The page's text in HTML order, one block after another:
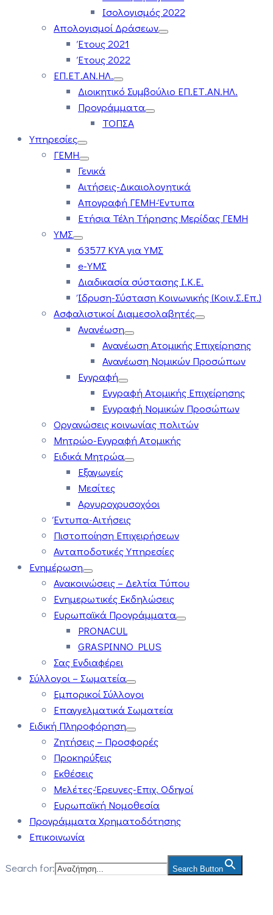
Ισολογισμός 2022
Απολογισμοί Δράσεων
Έτους 2021
Έτους 2022
ΕΠ.ΕΤ.ΑΝ.ΗΛ.
Διοικητικό Συμβούλιο ΕΠ.ΕΤ.ΑΝ.ΗΛ.
Προγράμματα
ΤΟΠΣΑ
Υπηρεσίες
ΓΕΜΗ
Γενικά
Αιτήσεις-Δικαιολογητικά
Απογραφή ΓΕΜΗ-Έντυπα
Ετήσια Τέλη Τήρησης Μερίδας ΓΕΜΗ
ΥΜΣ
63577 ΚΥΑ για ΥΜΣ
e-ΥΜΣ
Διαδικασία σύστασης Ι.Κ.Ε.
Ίδρυση-Σύσταση Κοινωνικής (Κοιν.Σ.Επ.)
Ασφαλιστικοί Διαμεσολαβητές
Ανανέωση
Ανανέωση Ατομικής Επιχείρησης
Ανανέωση Νομικών Προσώπων
Εγγραφή
Εγγραφή Ατομικής Επιχείρησης
Εγγραφή Νομικών Προσώπων
Οργανώσεις κοινωνίας πολιτών
Μητρώο-Εγγραφή Ατομικής
Ειδικά Μητρώα
Εξαγωγείς
Μεσίτες
Αργυροχρυσοχόοι
Έντυπα-Αιτήσεις
Πιστοποίηση Επιχειρήσεων
Ανταποδοτικές Υπηρεσίες
Ενημέρωση
Ανακοινώσεις – Δελτία Τύπου
Ενημερωτικές Εκδηλώσεις
Ευρωπαϊκά Προγράμματα
PRONACUL
GRASPINNO PLUS
Σας Ενδιαφέρει
Σύλλογοι – Σωματεία
Εμπορικοί Σύλλογοι
Επαγγελματικά Σωματεία
Ειδική Πληροφόρηση
Ζητήσεις – Προσφορές
Προκηρύξεις
Εκθέσεις
Μελέτες-Έρευνες-Επιχ. Οδηγοί
Ευρωπαϊκή Νομοθεσία
Προγράμματα Χρηματοδότησης
Επικοινωνία
Search for: Search Button